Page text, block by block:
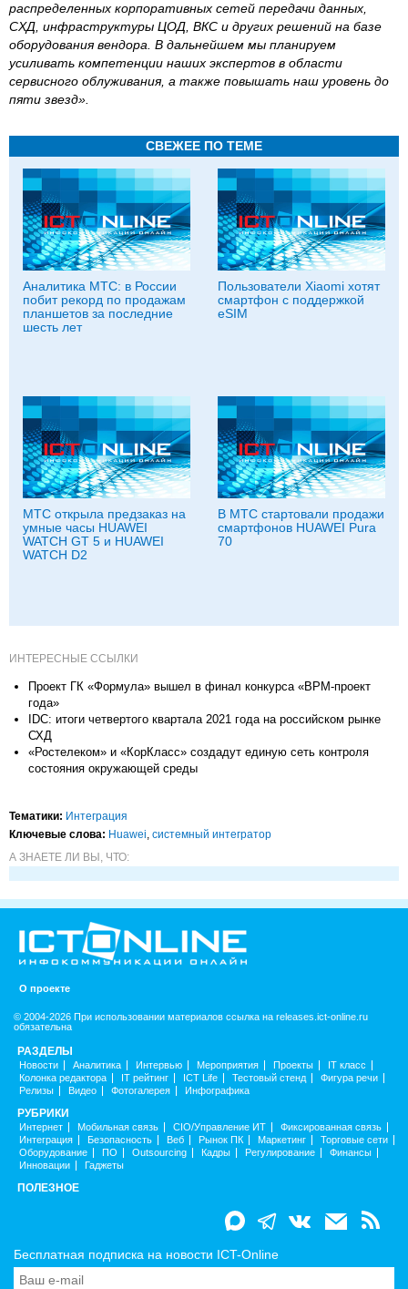
распределенных корпоративных сетей передачи данных,
СХД, инфраструктуры ЦОД, ВКС и других решений на базе
оборудования вендора. В дальнейшем мы планируем
усиливать компетенции наших экспертов в области
сервисного облуживания, а также повышать наш уровень до
пяти звезд».
СВЕЖЕЕ ПО ТЕМЕ
Аналитика МТС: в России
побит рекорд по продажам
планшетов за последние
шесть лет
Пользователи Xiaomi хотят
смартфон с поддержкой
eSIM
МТС открыла предзаказ на
умные часы HUAWEI
WATCH GT 5 и HUAWEI
WATCH D2
В МТС стартовали продажи
смартфонов HUAWEI Pura
70
ИНТЕРЕСНЫЕ ССЫЛКИ
Проект ГК «Формула» вышел в финал конкурса «BPM-проект
года»
IDC: итоги четвертого квартала 2021 года на российском рынке
СХД
«Ростелеком» и «КорКласс» создадут единую сеть контроля
состояния окружающей среды
Тематики: Интеграция
Ключевые слова: Huawei, системный интегратор
А ЗНАЕТЕ ЛИ ВЫ, ЧТО:
О проекте
© 2004-2026 При использовании материалов ссылка на releases.ict-online.ru
обязательна
РАЗДЕЛЫ
Новости Аналитика Интервью Мероприятия Проекты
IT класс
Колонка редактора
IT рейтинг ICT Life Тестовый стенд
Фигура речи
Релизы
Видео Фотогалерея Инфографика
РУБРИКИ
Интернет Мобильная связь CIO/Управление ИТ
Фиксированная связь
Интеграция
Безопасность Веб Рынок ПК Маркетинг
Торговые сети
Оборудование
ПО Outsourcing Кадры Регулирование
Финансы
Инновации
Гаджеты
ПОЛЕЗНОЕ
Бесплатная подписка на новости ICT-Online